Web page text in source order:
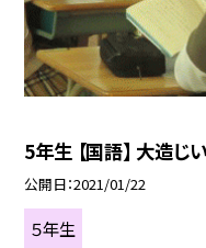
5年生 【国語】 大造じ
公開日 2021/01/22
５年生